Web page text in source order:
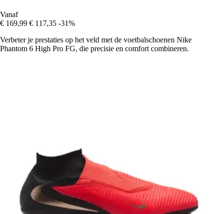
Vanaf
€ 169,99 € 117,35 -31%
Verbeter je prestaties op het veld met de voetbalschoenen Nike
Phantom 6 High Pro FG, die precisie en comfort combineren.